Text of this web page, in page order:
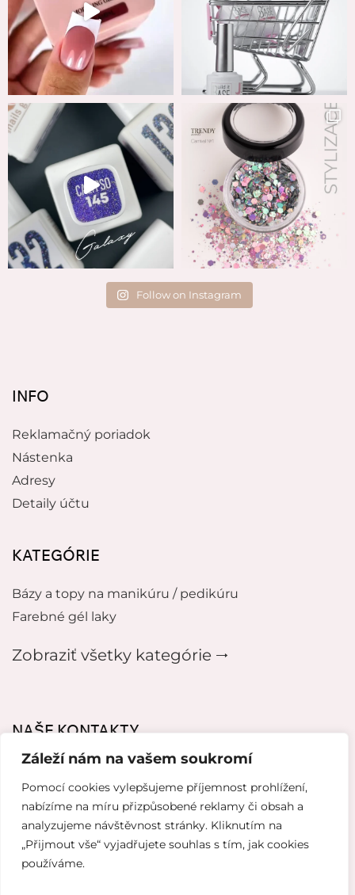
Záleží nám na vašem soukromí
Pomocí cookies vylepšujeme příjemnost prohlížení,
nabízíme na míru přizpůsobené reklamy či obsah a
analyzujeme návštěvnost stránky. Kliknutím na
„Přijmout vše“ vyjadřujete souhlas s tím, jak cookies
používáme.
Follow on Instagram
INFO
Reklamačný poriadok
Nástenka
Adresy
Detaily účtu
KATEGÓRIE
Bázy a topy na manikúru / pedikúru
Farebné gél laky
Zobraziť všetky kategórie 🠂
NAŠE KONTAKTY
mikeladzebeauty@gmail.com
+420 773 724 042
Thámova 221, 186 00 Karlín, Česko